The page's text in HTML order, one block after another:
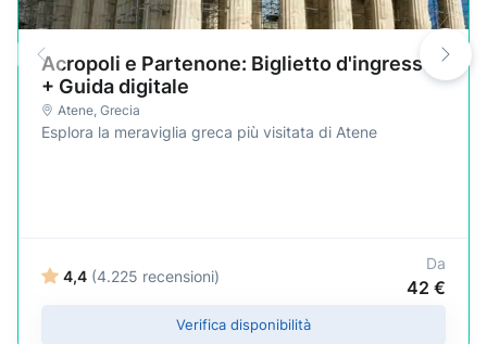
Acropoli e Partenone: Biglietto d'ingresso
+ Guida digitale
Atene, Grecia
Esplora la meraviglia greca più visitata di Atene
4,4 (4.225 recensioni)
Da
42 €
Verifica disponibilità